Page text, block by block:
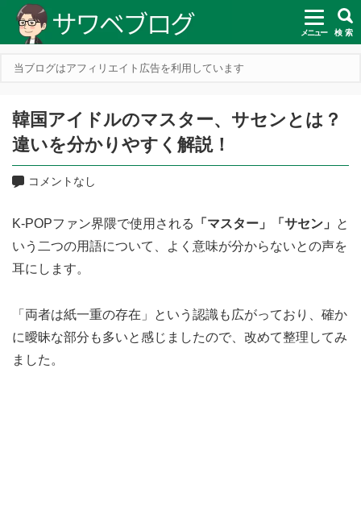
メニュー 検 索
当ブログはアフィリエイト広告を利用しています
韓国アイドルのマスター、サセンとは？
違いを分かりやすく解説！
コメントなし
K-POPファン界隈で使用される 「マスター」「サセン」
と
いう二つの用語について、よく意味が分からないとの声を
耳にします。
「両者は紙一重の存在」という認識も広がっており、確か
に曖昧な部分も多いと感じましたので、改めて整理してみ
ました。